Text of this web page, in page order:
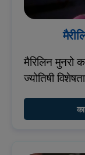
मैरिलिन मुनरो
ज्योतिषी